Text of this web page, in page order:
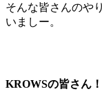
そんな皆さんのや
いましー。
KROWSの皆さん